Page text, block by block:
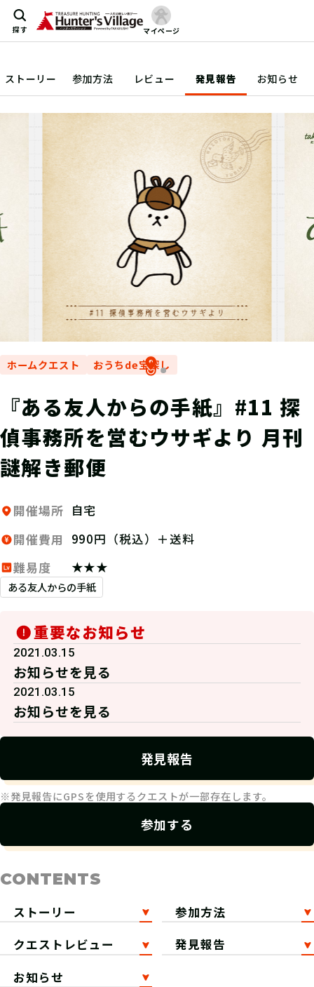
探す マイページ
ストーリー 参加方法 レビュー 発見報告 お知らせ
ホームクエスト おうちde宝探し
『ある友人からの手紙』#11 探
偵事務所を営むウサギより 月刊
謎解き郵便
開催場所 自宅
開催費用
990円（税込）＋送料
難易度
★★★
ある友人からの手紙
重要なお知らせ
2021.03.15
お知らせを見る
2021.03.15
お知らせを見る
発見報告
※発見報告にGPSを使用するクエストが一部存在します。
参加する
CONTENTS
ストーリー
参加方法
クエストレビュー
発見報告
お知らせ